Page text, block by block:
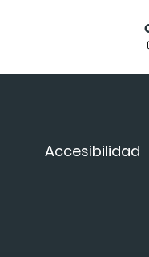
Accesibilidad